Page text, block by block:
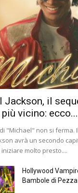
Jackson, il
vicino: ecco...
"Michael" non si ferma.
avrà un secondo
molto presto....
Hollywood
Bambole di